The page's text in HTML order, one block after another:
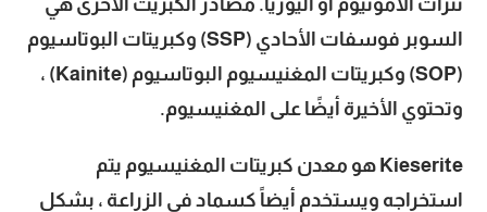
نترات الأمونيوم أو اليوريا. مصادر الكبريت الأخرى هي
السوبر فوسفات الأحادي (SSP) وكبريتات البوتاسيوم
(SOP) وكبريتات المغنيسيوم البوتاسيوم (Kainite) ،
وتحتوي الأخيرة أيضًا على المغنيسيوم.
Kieserite هو معدن كبريتات المغنيسيوم يتم
استخراجه ويستخدم أيضاً كسماد في الزراعة ، بشكل